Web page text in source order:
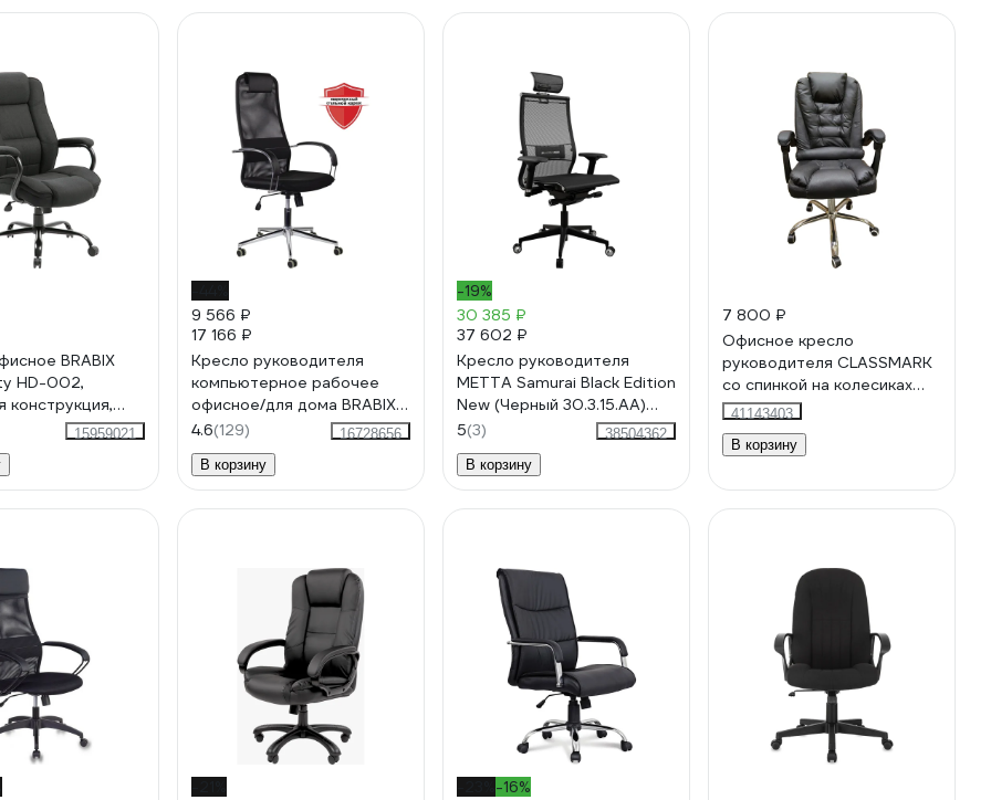
BRABIX
HD-002,
конструкция,
200 кг, ткань
15959021
9 566 ₽
17 166 ₽
Кресло руководителя
компьютерное рабочее
офисное/для дома BRABIX
Pilot Ex-610 Ch premium,
хром, ткань-сетка 532417
4.6(129)
16728656
В корзину
-19%
30 385 ₽
37 602 ₽
Кресло руководителя
МЕТТА Samurai Black Edition
New (Черный 30.3.15.AA)
z30.3.15.AA
5(3)
38504362
В корзину
7 800 ₽
Офисное кресло
руководителя CLASSMARK
со спинкой на колесиках
1936192
41143403
В корзину
-16%